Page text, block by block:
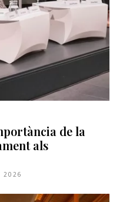
de la
als
2026